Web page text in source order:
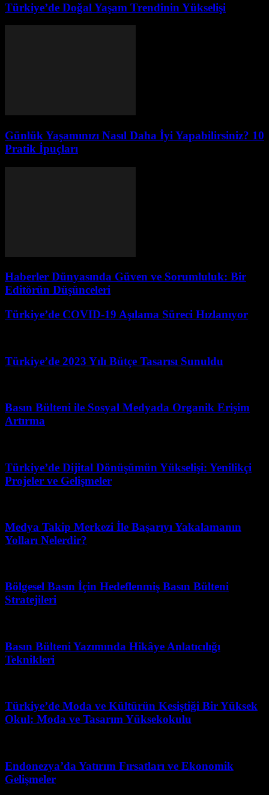
Türkiye’de Doğal Yaşam Trendinin Yükselişi
Günlük Yaşamınızı Nasıl Daha İyi Yapabilirsiniz? 10
Pratik İpuçları
Haberler Dünyasında Güven ve Sorumluluk: Bir
Editörün Düşünceleri
Türkiye’de COVID-19 Aşılama Süreci Hızlanıyor
Türkiye’de 2023 Yılı Bütçe Tasarısı Sunuldu
Basın Bülteni ile Sosyal Medyada Organik Erişim
Artırma
Türkiye’de Dijital Dönüşümün Yükselişi: Yenilikçi
Projeler ve Gelişmeler
Medya Takip Merkezi İle Başarıyı Yakalamanın
Yolları Nelerdir?
Bölgesel Basın İçin Hedeflenmiş Basın Bülteni
Stratejileri
Basın Bülteni Yazımında Hikâye Anlatıcılığı
Teknikleri
Türkiye’de Moda ve Kültürün Kesiştiği Bir Yüksek
Okul: Moda ve Tasarım Yüksekokulu
Endonezya’da Yatırım Fırsatları ve Ekonomik
Gelişmeler